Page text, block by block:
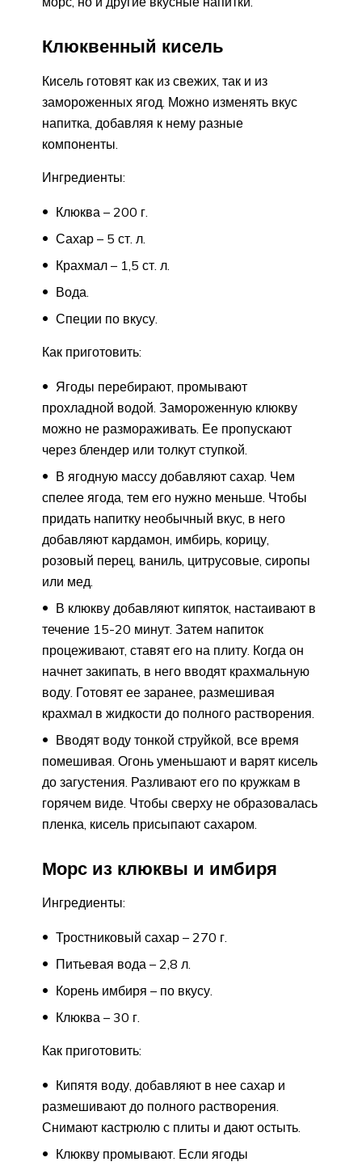
Клюквенный кисель
Кисель готовят как из свежих, так и из
замороженных ягод. Можно изменять вкус
напитка, добавляя к нему разные
компоненты.
Ингредиенты:
Клюква – 200 г.
Сахар – 5 ст. л.
Крахмал – 1,5 ст. л.
Вода.
Специи по вкусу.
Как приготовить:
Ягоды перебирают, промывают
прохладной водой. Замороженную клюкву
можно не размораживать. Ее пропускают
через блендер или толкут ступкой.
В ягодную массу добавляют сахар. Чем
спелее ягода, тем его нужно меньше. Чтобы
придать напитку необычный вкус, в него
добавляют кардамон, имбирь, корицу,
розовый перец, ваниль, цитрусовые, сиропы
или мед.
В клюкву добавляют кипяток, настаивают в
течение 15-20 минут. Затем напиток
процеживают, ставят его на плиту. Когда он
начнет закипать, в него вводят крахмальную
воду. Готовят ее заранее, размешивая
крахмал в жидкости до полного растворения.
Вводят воду тонкой струйкой, все время
помешивая. Огонь уменьшают и варят кисель
до загустения. Разливают его по кружкам в
горячем виде. Чтобы сверху не образовалась
пленка, кисель присыпают сахаром.
Морс из клюквы и имбиря
Ингредиенты:
Тростниковый сахар – 270 г.
Питьевая вода – 2,8 л.
Корень имбиря – по вкусу.
Клюква – 30 г.
Как приготовить:
Кипятя воду, добавляют в нее сахар и
размешивают до полного растворения.
Снимают кастрюлю с плиты и дают остыть.
Клюкву промывают. Если ягоды